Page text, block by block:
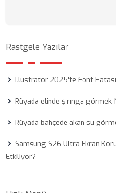
Rastgele Yazılar
Illustrator 2025'te Font
Rüyada elinde şırınga görmek
Rüyada bahçede akan su
Samsung S26 Ultra Ekran
Etkiliyor?